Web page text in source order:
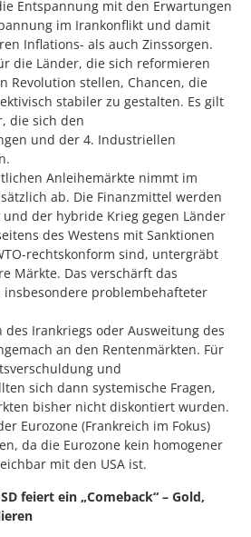
Entspannung mit den Erwartungen
im Irankonflikt und damit
Inflations- als auch Zinssorgen.
die Länder, die sich reformieren
Revolution stellen, Chancen, die
stabiler zu gestalten. Es gilt
die sich den
und der 4. Industriellen
Anleihemärkte nimmt im
ab. Die Finanzmittel werden
der hybride Krieg gegen Länder
des Westens mit Sanktionen
rechtskonform sind, untergräbt
Märkte. Das verschärft das
insbesondere problembehafteter
des Irankriegs oder Ausweitung des
an den Rentenmärkten. Für
und
sich dann systemische Fragen,
bisher nicht diskontiert wurden.
Eurozone (Frankreich im Fokus)
da die Eurozone kein homogener
mit den USA ist.
feiert ein „Comeback“ – Gold,